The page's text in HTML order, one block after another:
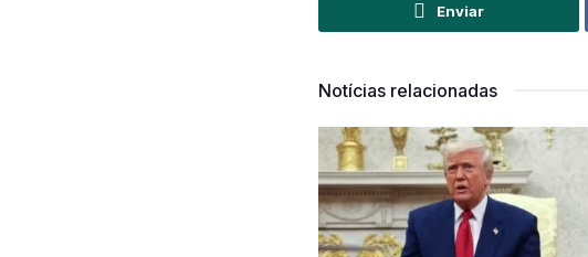
Enviar
Notícias relacionadas